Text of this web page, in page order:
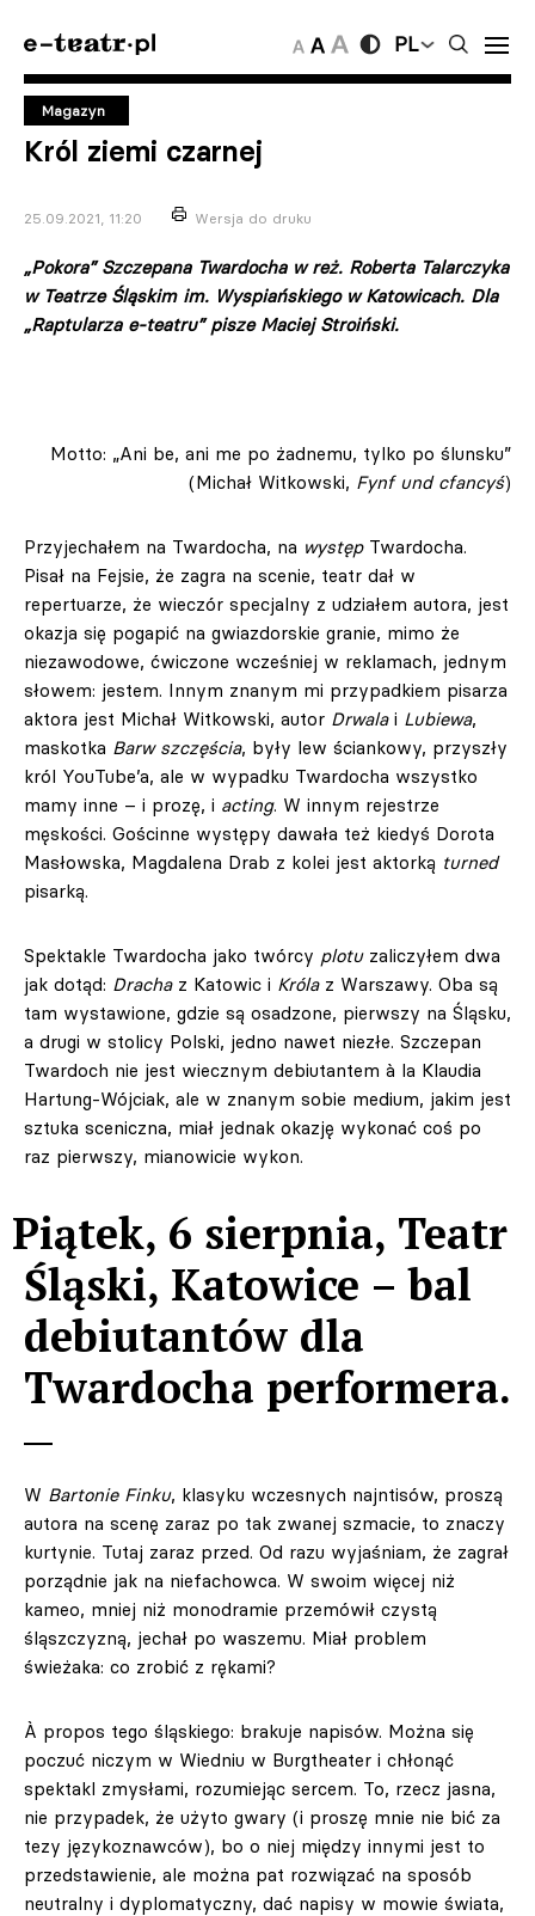
PL
Magazyn
Król ziemi czarnej
25.09.2021, 11:20 Wersja do druku
„Pokora” Szczepana Twardocha w reż. Roberta Talarczyka
w Teatrze Śląskim im. Wyspiańskiego w Katowicach. Dla
„Raptularza e-teatru” pisze Maciej Stroiński.
Motto: „Ani be, ani me po żadnemu, tylko po ślunsku”
(Michał Witkowski, Fynf und cfancyś)
Przyjechałem na Twardocha, na występTwardocha.
Pisał na Fejsie, że zagra na scenie, teatr dał w
repertuarze, że wieczór specjalny z udziałem autora, jest
okazja się pogapić na gwiazdorskie granie, mimo że
niezawodowe, ćwiczone wcześniej w reklamach, jednym
słowem: jestem. Innym znanym mi przypadkiem pisarza
aktora jest Michał Witkowski, autor Drwalai Lubiewa,
maskotka Barw szczęścia, były lew ściankowy, przyszły
król YouTube’a, ale w wypadku Twardocha wszystko
mamy inne – i prozę, i acting. W innym rejestrze
męskości. Gościnne występy dawała też kiedyś Dorota
Masłowska, Magdalena Drab z kolei jest aktorką turned
pisarką.
Spektakle Twardocha jako twórcy plotuzaliczyłem dwa
jak dotąd: Drachaz Katowic i Królaz Warszawy. Oba są
tam wystawione, gdzie są osadzone, pierwszy na Śląsku,
a drugi w stolicy Polski, jedno nawet niezłe. Szczepan
Twardoch nie jest wiecznym debiutantem à la Klaudia
Hartung-Wójciak, ale w znanym sobie medium, jakim jest
sztuka sceniczna, miał jednak okazję wykonać coś po
raz pierwszy, mianowicie wykon.
Piątek, 6 sierpnia, Teatr
Śląski, Katowice – bal
debiutantów dla
Twardocha performera.
W Bartonie Finku, klasyku wczesnych najntisów, proszą
autora na scenę zaraz po tak zwanej szmacie, to znaczy
kurtynie. Tutaj zaraz przed. Od razu wyjaśniam, że zagrał
porządnie jak na niefachowca. W swoim więcej niż
kameo, mniej niż monodramie przemówił czystą
śląszczyzną, jechał po waszemu. Miał problem
świeżaka: co zrobić z rękami?
À propos tego śląskiego: brakuje napisów. Można się
poczuć niczym w Wiedniu w Burgtheater i chłonąć
spektakl zmysłami, rozumiejąc sercem. To, rzecz jasna,
nie przypadek, że użyto gwary (i proszę mnie nie bić za
tezy językoznawców), bo o niej między innymi jest to
przedstawienie, ale można pat rozwiązać na sposób
neutralny i dyplomatyczny, dać napisy w mowie świata,